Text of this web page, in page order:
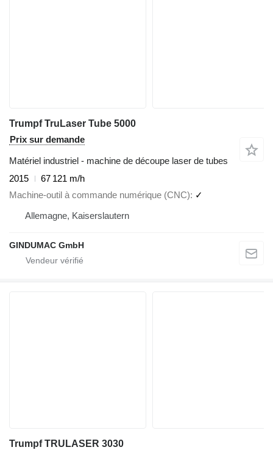
Trumpf TruLaser Tube 5000
Prix sur demande
Matériel industriel - machine de découpe laser de tubes
2015
67 121 m/h
Machine-outil à commande numérique (CNC)
✓
Allemagne, Kaiserslautern
GINDUMAC GmbH
Trumpf TRULASER 3030